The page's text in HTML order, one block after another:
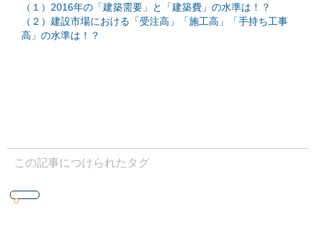
（１）2016年の「建築需要」と「建築費」の水準は！？
（２）建設市場における「受注高」「施工高」「手持ち工事
高」の水準は！？
この記事につけられたタグ